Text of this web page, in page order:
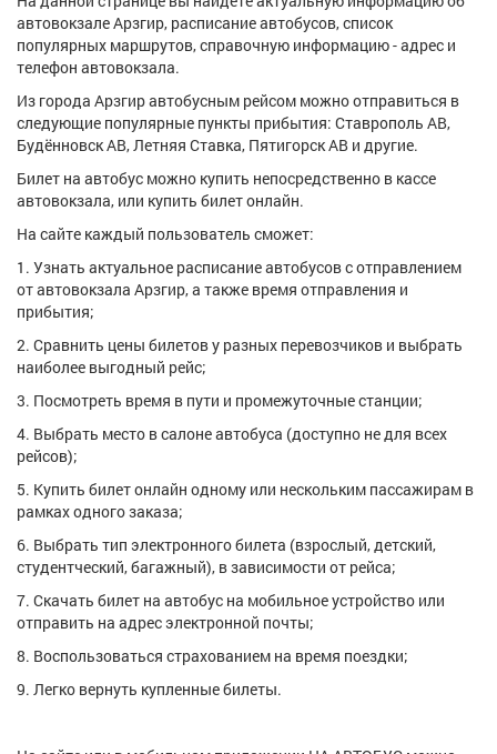
автовокзале Арзгир, расписание автобусов, список
популярных маршрутов, справочную информацию - адрес и
телефон автовокзала.
Из города Арзгир автобусным рейсом можно отправиться в
следующие популярные пункты прибытия: Ставрополь АВ,
Будённовск АВ, Летняя Ставка, Пятигорск АВ и другие.
Билет на автобус можно купить непосредственно в кассе
автовокзала, или купить билет онлайн.
На сайте каждый пользователь сможет:
1. Узнать актуальное расписание автобусов с отправлением
от автовокзала Арзгир, а также время отправления и
прибытия;
2. Сравнить цены билетов у разных перевозчиков и выбрать
наиболее выгодный рейс;
3. Посмотреть время в пути и промежуточные станции;
4. Выбрать место в салоне автобуса (доступно не для всех
рейсов);
5. Купить билет онлайн одному или нескольким пассажирам в
рамках одного заказа;
6. Выбрать тип электронного билета (взрослый, детский,
студентческий, багажный), в зависимости от рейса;
7. Скачать билет на автобус на мобильное устройство или
отправить на адрес электронной почты;
8. Воспользоваться страхованием на время поездки;
9. Легко вернуть купленные билеты.